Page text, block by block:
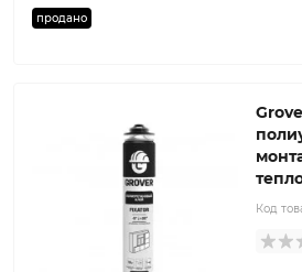
продано
Код